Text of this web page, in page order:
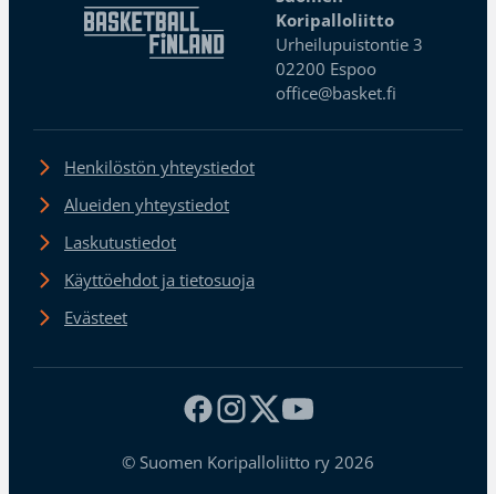
Koripalloliitto
Urheilupuistontie 3
02200 Espoo
office@basket.fi
Henkilöstön yhteystiedot
Alueiden yhteystiedot
Laskutustiedot
Käyttöehdot ja tietosuoja
Evästeet
© Suomen Koripalloliitto ry 2026